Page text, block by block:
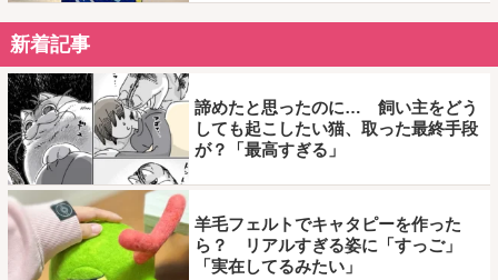
新着記事
諦めたと思ったのに… 飼い主をどう
しても起こしたい猫、取った最終手段
が？「最高すぎる」
羊毛フェルトでキャタピーを作った
ら？ リアルすぎる姿に「すっご」
「実在してるみたい」